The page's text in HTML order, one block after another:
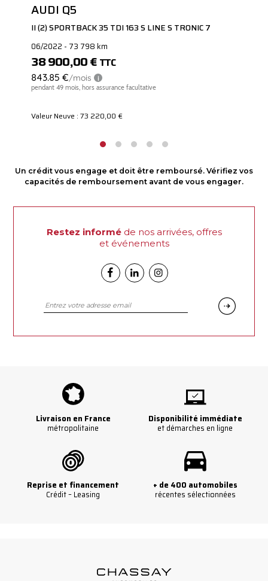
AUDI Q5
II (2) SPORTBACK 35 TDI 163 S LINE S TRONIC 7
06/2022 - 73 798 km
38 900,00 € TTC
Valeur Neuve : 73 220,00 €
Un crédit vous engage et doit être remboursé. Vérifiez vos
capacités de remboursement avant de vous engager.
Restez informéde nos arrivées, offres
et événements
FacebookLinkedinInstagram
Livraison en France
métropolitaine
Disponibilité immédiate
et démarches en ligne
Reprise et financement
Crédit – Leasing
+ de 400 automobiles
récentes sélectionnées